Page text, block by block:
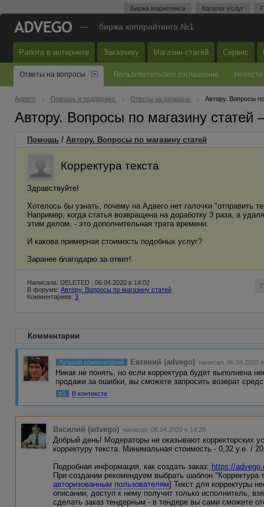
Биржа маркетинга Каталог услуг
— биржа копирайтинга №1
Работа в интернете Заказчику Магазин статей Сервис
Ответы на вопросы Пользовательское соглашение Новости
Адвего Помощь и поддержка Ответы на вопросы Автору. Вопросы
Автору. Вопросы по магазину
Помощь / Автору. Вопросы по магазину статей
Корректура текста
Здравствуйте!
Хотелось бы узнать, почему на Адвего нет галочки "отправить
Например, когда статья возвращена на доработку 3 раза, а
этим делом, - это дополнительная трата времени.
И какова примерная стоимость подобных услуг?
Заранее благодарю за ответ!
Написала: DELETED , 06.04.2020 в 14:02
В форуме: Автору. Вопросы по магазину статей
Комментариев: 3
Комментарии
Лучший комментарий Евгений (advego) написал 06.04.2020
Никак не понять, но если корректура будет выполнена
продажи за ошибки, вы сможете запросить возврат
#3 В контексте
Василий (advego) написал 06.04.2020 в 14:28
Добрый день! Модераторы не оказывают корректорских
корректуру текста. Минимальная стоимость - 0,32 у.е. /
Подробная информация, как создать заказ: https://
При создании рекомендуем выбрать шаблон "Корректура
авторизованным пользователям] Текст для корректуры
описании, доступ к нему получит только исполнитель,
сделать заказ тендерным - в тендере вы сами сможете